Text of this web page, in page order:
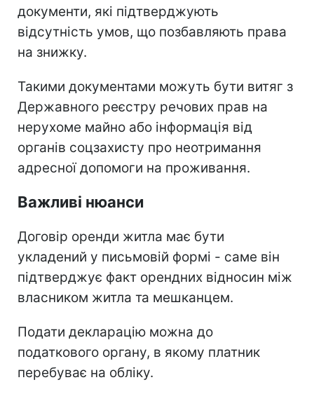
документи, які підтверджують
відсутність умов, що позбавляють права
на знижку.
Такими документами можуть бути витяг з
Державного реєстру речових прав на
нерухоме майно або інформація від
органів соцзахисту про неотримання
адресної допомоги на проживання.
Важливі нюанси
Договір оренди житла має бути
укладений у письмовій формі - саме він
підтверджує факт орендних відносин між
власником житла та мешканцем.
Подати декларацію можна до
податкового органу, в якому платник
перебуває на обліку.